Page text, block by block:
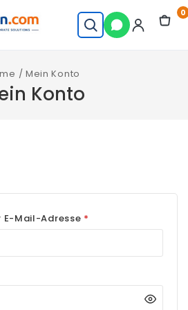
0
/ Mein Konto
Konto
E-Mail-Adresse *
f
o